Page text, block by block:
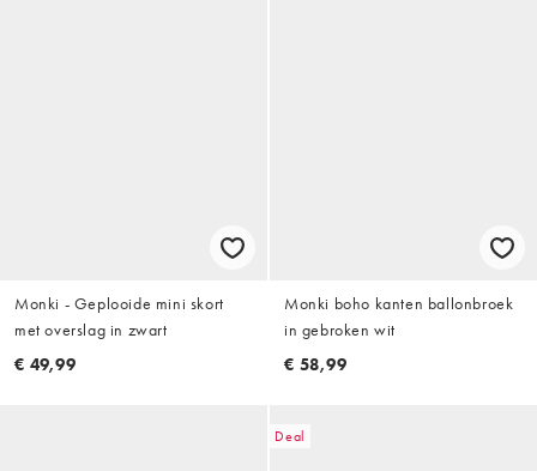
Monki - Geplooide mini skort
met overslag in zwart
€ 49,99
Monki boho kanten ballonbroek
in gebroken wit
€ 58,99
Deal